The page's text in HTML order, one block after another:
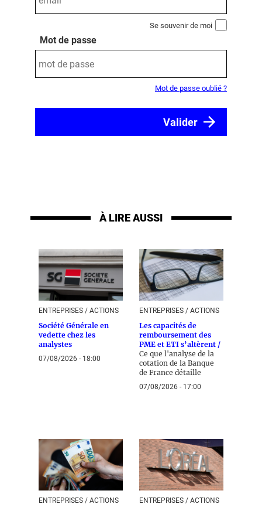
Se souvenir de moi
Mot de passe
Mot de passe oublié ?
À LIRE AUSSI
ENTREPRISES / ACTIONS
Société Générale en
vedette chez les
analystes
07/08/2026 - 18:00
ENTREPRISES / ACTIONS
Les capacités de
remboursement des
PME et ETI s’altèrent /
Ce que l'analyse de la
cotation de la Banque
de France détaille
07/08/2026 - 17:00
ENTREPRISES / ACTIONS ENTREPRISES / ACTIONS